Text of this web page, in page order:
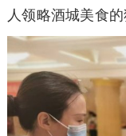
人领略酒城美食的